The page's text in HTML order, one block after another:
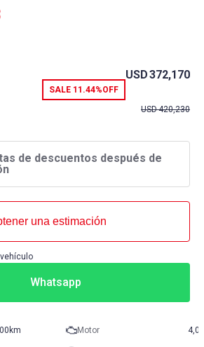
SALE 11.44%OFF
USD372,170
USD420,230
de descuentos después de
una estimación
Whatsapp
Motor